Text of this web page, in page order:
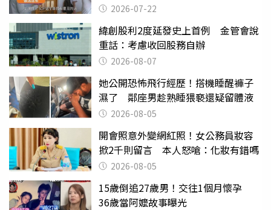
2026-07-22
緯創股利2度延發史上首例 金管會說
重話：考慮收回股務自辦
2026-08-07
她公開恐怖飛行經歷！搭機睡醒褲子
濕了 鄰座男趁熟睡猥褻還疑留體液
2026-08-05
開會照意外變網紅照！女公務員妝容
掀2千則留言 本人怒嗆：化妝有錯嗎
2026-08-05
15歲倒追27歲男！交往1個月懷孕
36歲當阿嬤故事曝光